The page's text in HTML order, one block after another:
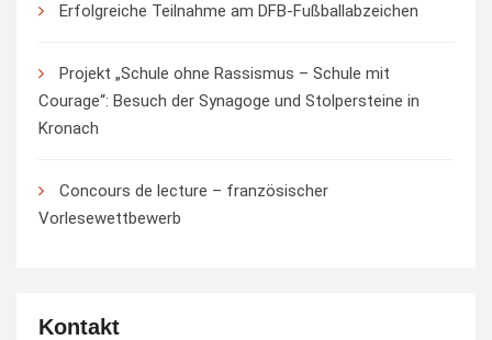
Erfolgreiche Teilnahme am DFB-Fußballabzeichen
Projekt „Schule ohne Rassismus – Schule mit
Courage“: Besuch der Synagoge und Stolpersteine in
Kronach
Concours de lecture – französischer
Vorlesewettbewerb
Kontakt